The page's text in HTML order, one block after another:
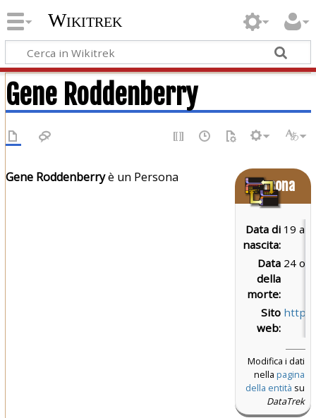
Wikitrek
Gene Roddenberry
Persona
Data di
nascita:
19
Data
della
morte:
24
Sito
web:
Modifica i dati
nella pagina
della entità su
DataTrek
Gene Roddenberryè un Persona